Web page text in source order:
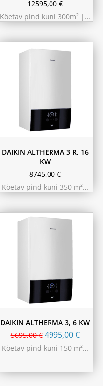
12595,00 €
Köetav pind kuni 300m² |…
DAIKIN ALTHERMA 3 R, 16
KW
8745,00 €
Köetav pind kuni 350 m²…
DAIKIN ALTHERMA 3, 6 KW
5695,00€ 4995,00€
Köetav pind kuni 150 m²…